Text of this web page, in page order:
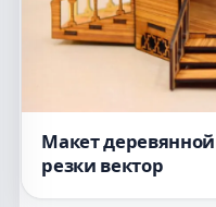
Макет
резки вектор